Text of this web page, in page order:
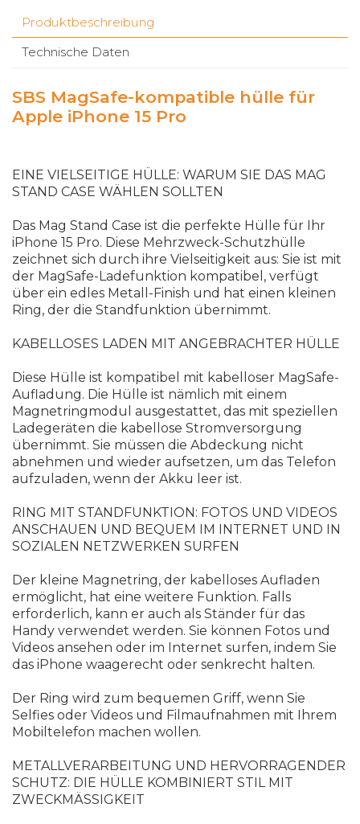
Produktbeschreibung
Technische Daten
SBS MagSafe-kompatible hülle für
Apple iPhone 15 Pro
EINE VIELSEITIGE HÜLLE: WARUM SIE DAS MAG
STAND CASE WÄHLEN SOLLTEN
Das Mag Stand Case ist die perfekte Hülle für Ihr
iPhone 15 Pro. Diese Mehrzweck-Schutzhülle
zeichnet sich durch ihre Vielseitigkeit aus: Sie ist mit
der MagSafe-Ladefunktion kompatibel, verfügt
über ein edles Metall-Finish und hat einen kleinen
Ring, der die Standfunktion übernimmt.
KABELLOSES LADEN MIT ANGEBRACHTER HÜLLE
Diese Hülle ist kompatibel mit kabelloser MagSafe-
Aufladung. Die Hülle ist nämlich mit einem
Magnetringmodul ausgestattet, das mit speziellen
Ladegeräten die kabellose Stromversorgung
übernimmt. Sie müssen die Abdeckung nicht
abnehmen und wieder aufsetzen, um das Telefon
aufzuladen, wenn der Akku leer ist.
RING MIT STANDFUNKTION: FOTOS UND VIDEOS
ANSCHAUEN UND BEQUEM IM INTERNET UND IN
SOZIALEN NETZWERKEN SURFEN
Der kleine Magnetring, der kabelloses Aufladen
ermöglicht, hat eine weitere Funktion. Falls
erforderlich, kann er auch als Ständer für das
Handy verwendet werden. Sie können Fotos und
Videos ansehen oder im Internet surfen, indem Sie
das iPhone waagerecht oder senkrecht halten.
Der Ring wird zum bequemen Griff, wenn Sie
Selfies oder Videos und Filmaufnahmen mit Ihrem
Mobiltelefon machen wollen.
METALLVERARBEITUNG UND HERVORRAGENDER
SCHUTZ: DIE HÜLLE KOMBINIERT STIL MIT
ZWECKMÄSSIGKEIT